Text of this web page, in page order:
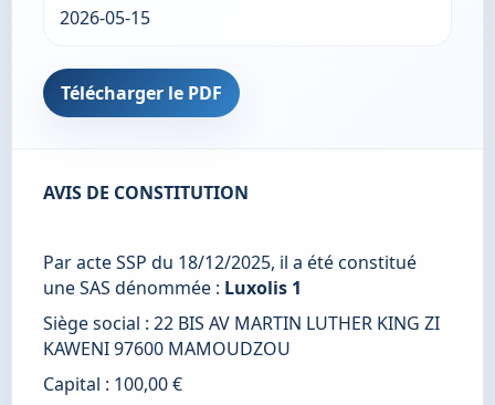
2026-05-15
Télécharger le PDF
AVIS DE CONSTITUTION
Par acte SSP du 18/12/2025, il a été constitué
une SAS dénommée : Luxolis 1
Siège social : 22 BIS AV MARTIN LUTHER KING ZI
KAWENI 97600 MAMOUDZOU
Capital : 100,00 €